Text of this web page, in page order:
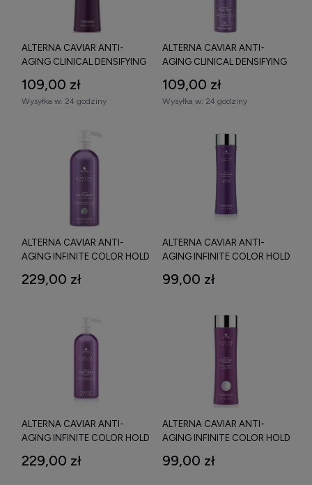
ALTERNA CAVIAR ANTI-
AGING CLINICAL DENSIFYING
PRZECIW WYPADANIU
WŁOSÓW 250 ML
109,00 zł
Wysyłka w: 24 godziny
ALTERNA CAVIAR ANTI-
AGING CLINICAL DENSIFYING
STYLIZACJI 145 G
109,00 zł
Wysyłka w: 24 godziny
ALTERNA CAVIAR ANTI-
AGING INFINITE COLOR HOLD
WŁOSÓW FARBOWANYCH
229,00 zł
ALTERNA CAVIAR ANTI-
AGING INFINITE COLOR HOLD
NAWILŻAJĄCA DO WŁOSÓW
99,00 zł
ALTERNA CAVIAR ANTI-
AGING INFINITE COLOR HOLD
WŁOSÓW FARBOWANYCH
229,00 zł
ALTERNA CAVIAR ANTI-
AGING INFINITE COLOR HOLD
WŁOSÓW FARBOWANYCH
99,00 zł